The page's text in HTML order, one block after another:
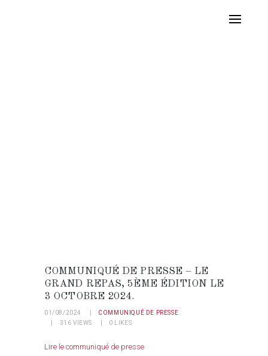
COMMUNIQUÉ DE PRESSE – LE
GRAND REPAS, 5ÈME ÉDITION LE
3 OCTOBRE 2024.
01/08/2024
COMMUNIQUÉ DE PRESSE
316 VIEWS 0 LIKES
Lire le communiqué de presse